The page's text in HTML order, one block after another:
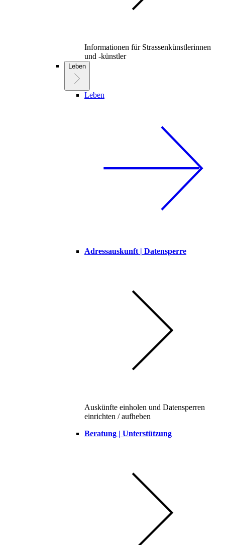
Informationen für Strassenkünstlerinnen
und -künstler
Leben
Leben
Adressauskunft | Datensperre
Auskünfte einholen und Datensperren
einrichten / aufheben
Beratung | Unterstützung